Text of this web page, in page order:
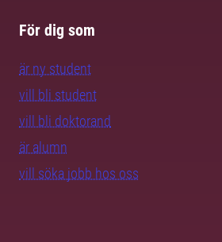
För dig som
är ny student
vill bli student
vill bli doktorand
är alumn
vill söka jobb hos oss